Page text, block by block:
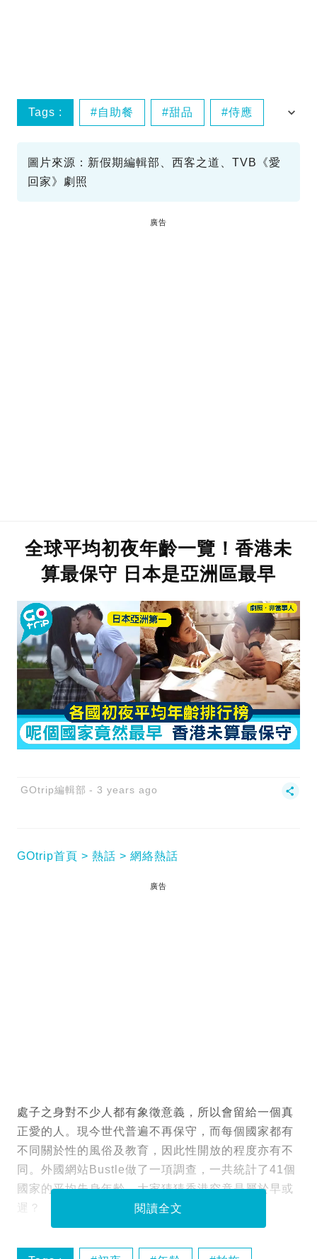
Tags : 自助餐 甜品 侍應
圖片來源：新假期編輯部、西客之道、TVB《愛
回家》劇照
廣告
全球平均初夜年齡一覽！香港未
算最保守 日本是亞洲區最早
GOtrip編輯部 3 years ago
GOtrip首頁 熱話 網絡熱話
廣告
處子之身對不少人都有象徵意義，所以會留給一個真
正愛的人。現今世代普遍不再保守，而每個國家都有
不同關於性的風俗及教育，因此性開放的程度亦有不
同。外國網站Bustle做了一項調查，一共統計了41個
國家的平均失身年齡，大家猜猜香港究竟是屬於早或
遲？
閱讀全文